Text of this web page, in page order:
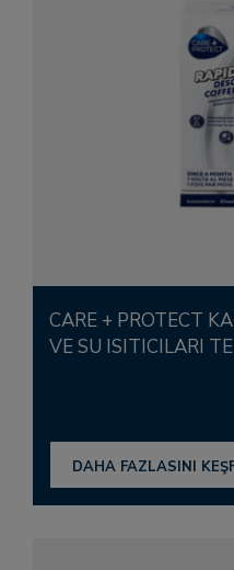
CARE + PROTECT KAHVE MAKINESI
VE SU ISITICILARI
DAHA FAZLASINI